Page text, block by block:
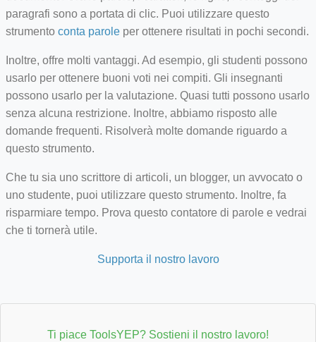
paragrafi sono a portata di clic. Puoi utilizzare questo
strumento conta parole per ottenere risultati in pochi secondi.
Inoltre, offre molti vantaggi. Ad esempio, gli studenti possono
usarlo per ottenere buoni voti nei compiti. Gli insegnanti
possono usarlo per la valutazione. Quasi tutti possono usarlo
senza alcuna restrizione. Inoltre, abbiamo risposto alle
domande frequenti. Risolverà molte domande riguardo a
questo strumento.
Che tu sia uno scrittore di articoli, un blogger, un avvocato o
uno studente, puoi utilizzare questo strumento. Inoltre, fa
risparmiare tempo. Prova questo contatore di parole e vedrai
che ti tornerà utile.
Supporta il nostro lavoro
Ti piace ToolsYEP? Sostieni il nostro lavoro!